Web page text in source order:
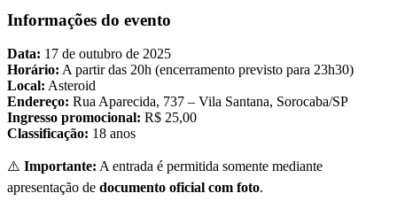
Informações do evento
Data: 17 de outubro de 2025
Horário: A partir das 20h (encerramento previsto para 23h30)
Local: Asteroid
Endereço: Rua Aparecida, 737 – Vila Santana, Sorocaba/SP
Ingresso promocional: R$ 25,00
Classificação: 18 anos
⚠️ Importante: A entrada é permitida somente mediante
apresentação de documento oficial com foto.